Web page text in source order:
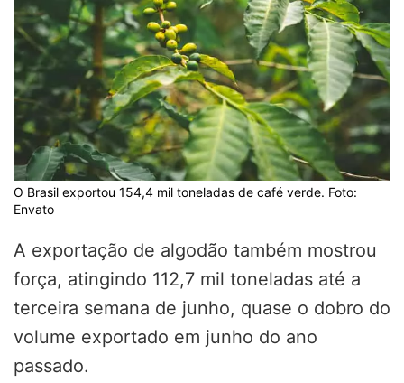
O Brasil exportou 154,4 mil toneladas de café verde. Foto:
Envato
A exportação de algodão também mostrou
força, atingindo 112,7 mil toneladas até a
terceira semana de junho, quase o dobro do
volume exportado em junho do ano
passado.